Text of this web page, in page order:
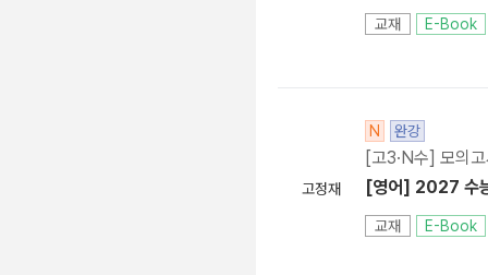
교재 E-Book
고정재
N 완강
[고3·N수] 모의
[영어] 2027 수
교재 E-Book